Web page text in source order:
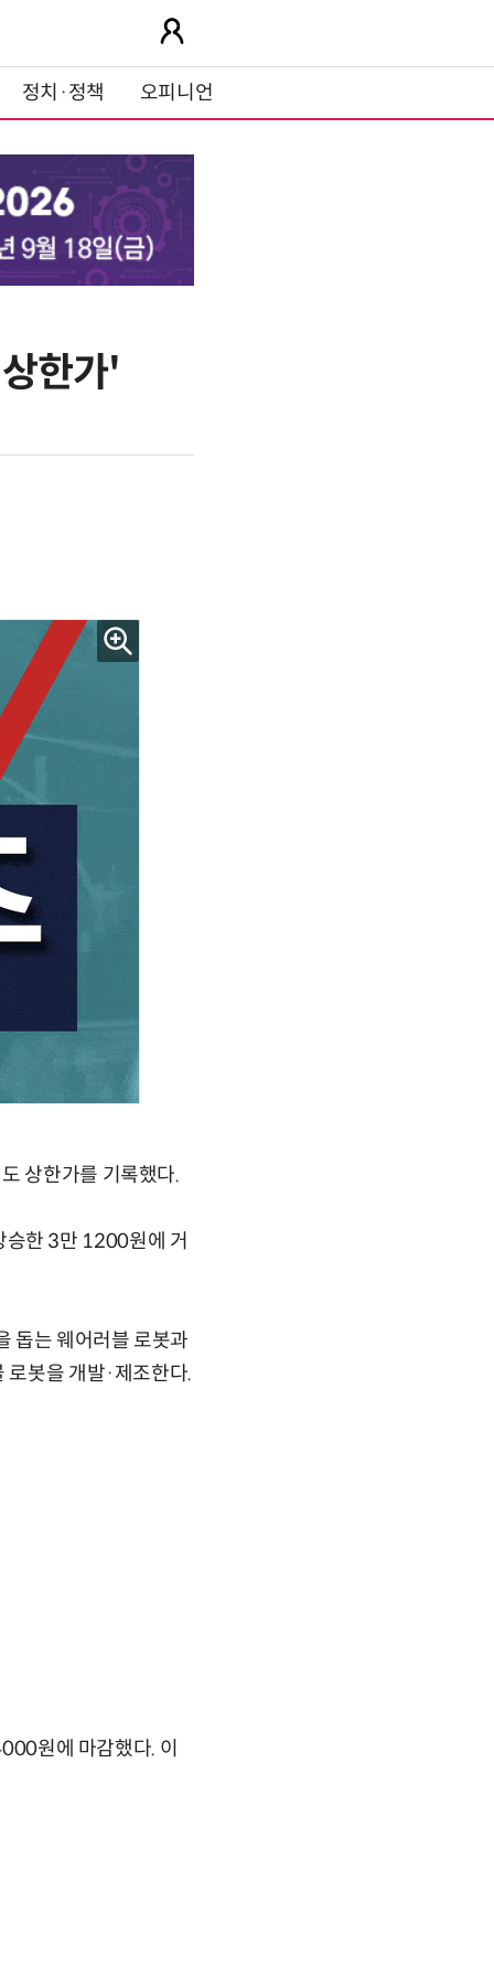
정치·정책 오피니언
한가'
상한가를 기록했다.
한 3만 1200원에 거
돕는 웨어러블 로봇과
로봇을 개발·제조한다.
원에 마감했다. 이